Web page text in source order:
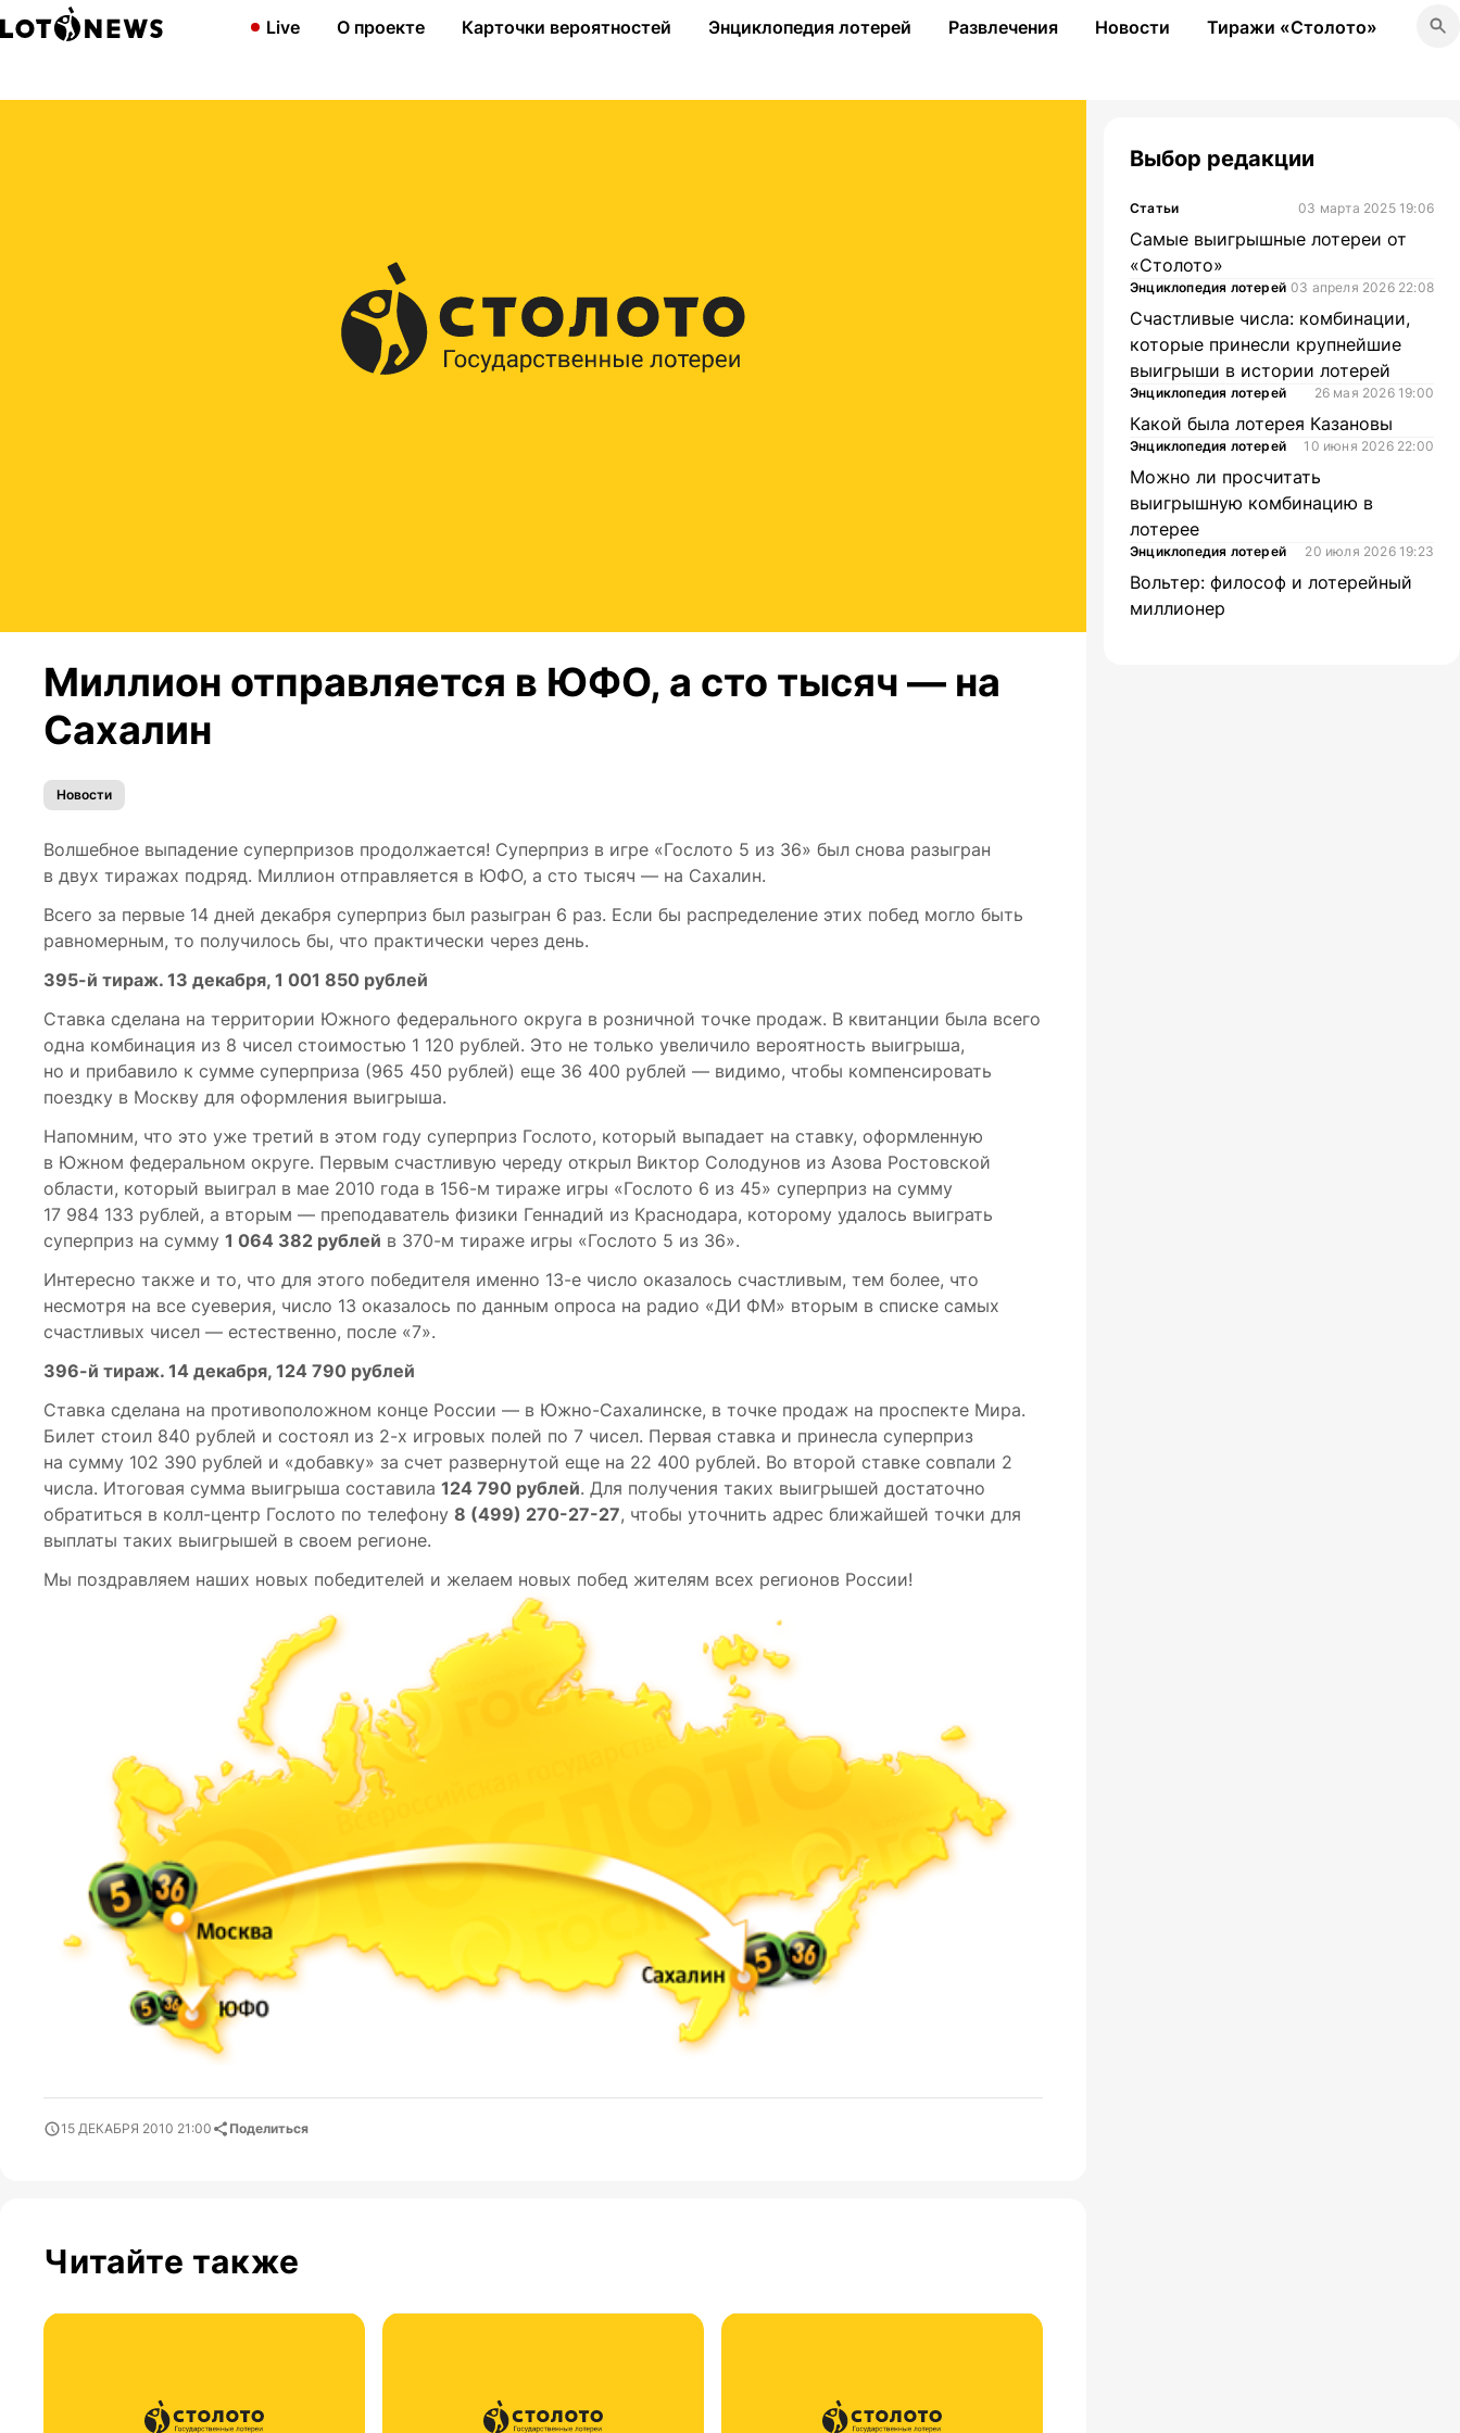
Live О проекте Карточки вероятностей Энциклопедия лотерей Развлечения Новости Тиражи «Столото»
Миллион отправляется в ЮФО, а сто тысяч — на
Сахалин
Новости
Волшебное выпадение суперпризов продолжается! Суперприз в игре «Гослото 5 из 36» был снова разыгран
в двух тиражах подряд. Миллион отправляется в ЮФО, а сто тысяч — на Сахалин.
Всего за первые 14 дней декабря суперприз был разыгран 6 раз. Если бы распределение этих побед могло быть
равномерным, то получилось бы, что практически через день.
395-й тираж. 13 декабря, 1 001 850 рублей
Ставка сделана на территории Южного федерального округа в розничной точке продаж. В квитанции была всего
одна комбинация из 8 чисел стоимостью 1 120 рублей. Это не только увеличило вероятность выигрыша,
но и прибавило к сумме суперприза (965 450 рублей) еще 36 400 рублей — видимо, чтобы компенсировать
поездку в Москву для оформления выигрыша.
Напомним, что это уже третий в этом году суперприз Гослото, который выпадает на ставку, оформленную
в Южном федеральном округе. Первым счастливую череду открыл Виктор Солодунов из Азова Ростовской
области, который выиграл в мае 2010 года в 156-м тираже игры «Гослото 6 из 45» суперприз на сумму
17 984 133 рублей, а вторым — преподаватель физики Геннадий из Краснодара, которому удалось выиграть
суперприз на сумму 1 064 382 рублей в 370-м тираже игры «Гослото 5 из 36».
Интересно также и то, что для этого победителя именно 13-е число оказалось счастливым, тем более, что
несмотря на все суеверия, число 13 оказалось по данным опроса на радио «ДИ ФМ» вторым в списке самых
счастливых чисел — естественно, после «7».
396-й тираж. 14 декабря, 124 790 рублей
Ставка сделана на противоположном конце России — в Южно-Сахалинске, в точке продаж на проспекте Мира.
Билет стоил 840 рублей и состоял из 2-х игровых полей по 7 чисел. Первая ставка и принесла суперприз
на сумму 102 390 рублей и «добавку» за счет развернутой еще на 22 400 рублей. Во второй ставке совпали 2
числа. Итоговая сумма выигрыша составила 124 790 рублей. Для получения таких выигрышей достаточно
обратиться в колл-центр Гослото по телефону 8 (499) 270-27-27, чтобы уточнить адрес ближайшей точки для
выплаты таких выигрышей в своем регионе.
Мы поздравляем наших новых победителей и желаем новых побед жителям всех регионов России!
15 ДЕКАБРЯ 2010 21:00 Поделиться
Читайте также
Выбор редакции
Статьи 03 марта 2025 19:06
Самые выигрышные лотереи от
«Столото»
Энциклопедия лотерей 03 апреля 2026 22:08
Счастливые числа: комбинации,
которые принесли крупнейшие
выигрыши в истории лотерей
Энциклопедия лотерей 26 мая 2026 19:00
Какой была лотерея Казановы
Энциклопедия лотерей 10 июня 2026 22:00
Можно ли просчитать
выигрышную комбинацию в
лотерее
Энциклопедия лотерей 20 июля 2026 19:23
Вольтер: философ и лотерейный
миллионер